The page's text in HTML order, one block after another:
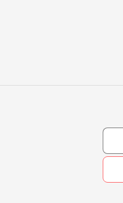
ジャンルの「アカペラマミー」、
も、
ニングを受けてきたけど迷ってい
てサークル活動でしたが、6
そして美しい声で歌う歌い
育て広場や商業施設でライ